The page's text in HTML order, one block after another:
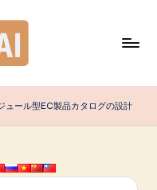
ュール型EC製品カタログの設計